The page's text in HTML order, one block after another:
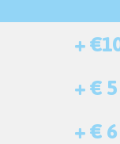
+
+ € 5
+ € 6